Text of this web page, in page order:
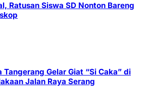
Ratusan Siswa SD Nonton Bareng
Gelar Giat “Si Caka” di
Jalan Raya Serang